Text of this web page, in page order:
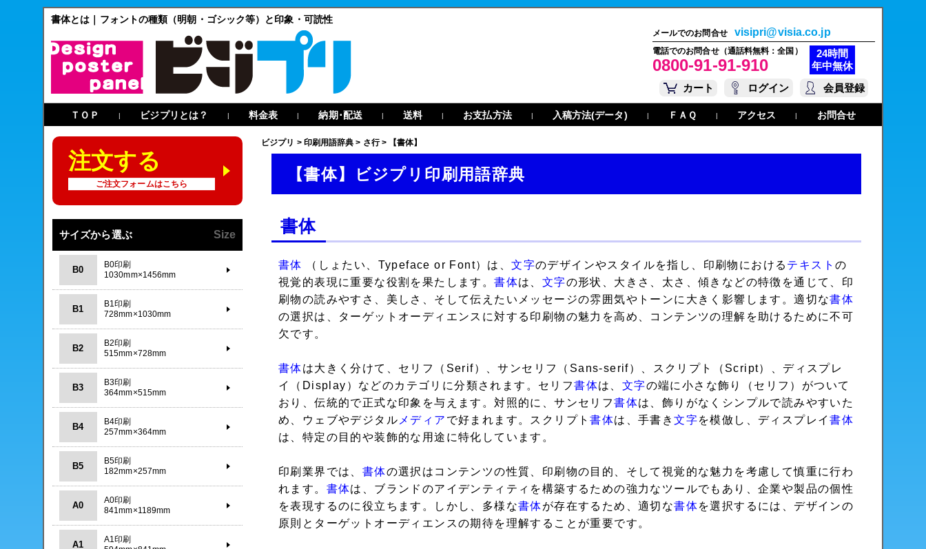
書体とは｜フォントの種類（明朝・ゴシック等）と印象・可読性
メールでのお問合せ visipri@visia.co.jp
電話でのお問合せ（通話料無料：全国）
0800-91-91-910
24時間
年中無休
カート
ログイン 会員登録
ＴＯＰ | ビジプリとは？ | 料金表 | 納期･配送 | 送料 | お支払方法 | 入稿方法(データ) | ＦＡＱ | アクセス | お問合せ
ビジプリ > 印刷用語辞典 > さ行> 【書体】
【書体】ビジプリ印刷用語辞典
書体
書体 （しょたい、Typeface or Font）は、文字のデザインやスタイルを指し、印刷物における テキストの
視覚的表現に重要な役割を果たします。書体は、 文字の形状、大きさ、太さ、傾きなどの特徴を通じて、印
刷物の読みやすさ、美しさ、そして伝えたいメッセージの雰囲気やトーンに大きく影響します。適切な書体
の選択は、ターゲットオーディエンスに対する印刷物の魅力を高め、コンテンツの理解を助けるために不可
欠です。
書体は大きく分けて、セリフ（Serif）、サンセリフ（Sans-serif）、スクリプト（Script）、ディスプレ
イ（Display）などのカテゴリに分類されます。セリフ書体は、 文字の端に小さな飾り（セリフ）がついて
おり、伝統的で正式な印象を与えます。対照的に、サンセリフ書体は、飾りがなくシンプルで読みやすいた
め、ウェブやデジタル メディア で好まれます。スクリプト書体は、手書き文字を模倣し、ディスプレイ書体
は、特定の目的や装飾的な用途に特化しています。
印刷業界では、 書体の選択はコンテンツの性質、印刷物の目的、そして視覚的な魅力を考慮して慎重に行わ
れます。 書体は、ブランドのアイデンティティを構築するための強力なツールでもあり、企業や製品の個性
を表現するのに役立ちます。しかし、多様な書体が存在するため、適切な書体を選択するには、デザインの
原則とターゲットオーディエンスの期待を理解することが重要です。
注文する
ご注文フォームはこちら
サイズから選ぶ Size
B0
B0印刷
1030mm×1456mm
B1
B1印刷
728mm×1030mm
B2
B2印刷
515mm×728mm
B3
B3印刷
364mm×515mm
B4
B4印刷
257mm×364mm
B5
B5印刷
182mm×257mm
A0
A0印刷
841mm×1189mm
A1
A1印刷